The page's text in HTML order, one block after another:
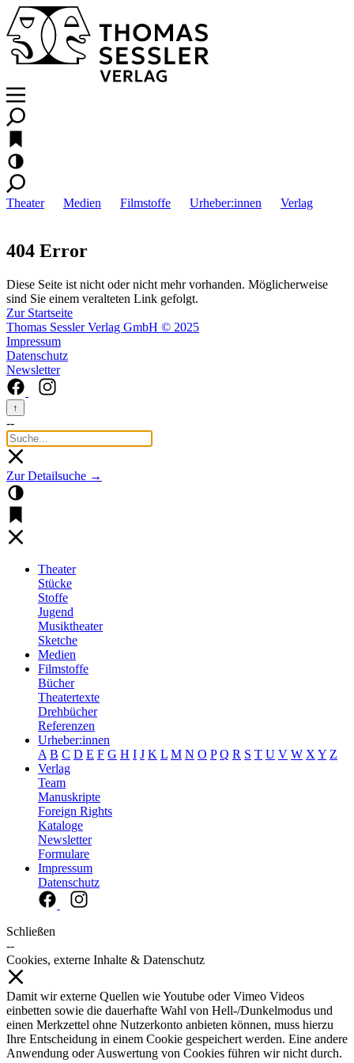
Theater Medien Filmstoffe Urheber:innen Verlag
404 Error
Diese Seite ist nicht oder nicht mehr vorhanden. Möglicherweise
sind Sie einem veralteten Link gefolgt.
Zur Startseite
Thomas Sessler Verlag GmbH © 2025
Impressum
Datenschutz
Newsletter
↑
--
Zur Detailsuche →
Theater
Stücke
Stoffe
Jugend
Musiktheater
Sketche
Medien
Filmstoffe
Bücher
Theatertexte
Drehbücher
Referenzen
Urheber:innen
A B C D E F G H I J K L M N O P Q R S T U V W X Y Z
Verlag
Team
Manuskripte
Foreign Rights
Kataloge
Newsletter
Formulare
Impressum
Datenschutz
Schließen
--
Cookies, externe Inhalte & Datenschutz
Damit wir externe Quellen wie Youtube oder Vimeo Videos
einbetten sowie die dauerhafte Wahl von Hell-/Dunkelmodus und
einen Merkzettel ohne Nutzerkonto anbieten können, muss hierzu
Ihre Entscheidung in einem Cookie gespeichert werden. Eine andere
Anwendung oder Auswertung von Cookies führen wir nicht durch.